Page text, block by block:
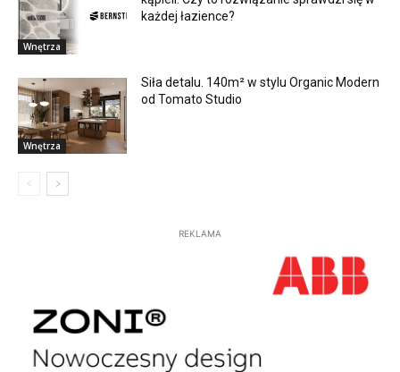
Wnętrza
każdej łazience?
Wnętrza
Siła detalu. 140m² w stylu Organic Modern
od Tomato Studio
REKLAMA